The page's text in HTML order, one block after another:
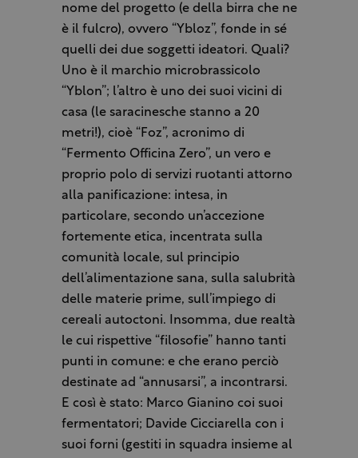
nome del progetto (e della birra che ne
è il fulcro), ovvero “Ybloz”, fonde in sé
quelli dei due soggetti ideatori. Quali?
Uno è il marchio microbrassicolo
“Yblon”; l’altro è uno dei suoi vicini di
casa (le saracinesche stanno a 20
metri!), cioè “Foz”, acronimo di
“Fermento Officina Zero”, un vero e
proprio polo di servizi ruotanti attorno
alla panificazione: intesa, in
particolare, secondo un’accezione
fortemente etica, incentrata sulla
comunità locale, sul principio
dell’alimentazione sana, sulla salubrità
delle materie prime, sull’impiego di
cereali autoctoni. Insomma, due realtà
le cui rispettive “filosofie” hanno tanti
punti in comune: e che erano perciò
destinate ad “annusarsi”, a incontrarsi.
E così è stato: Marco Gianino coi suoi
fermentatori; Davide Cicciarella con i
suoi forni (gestiti in squadra insieme al